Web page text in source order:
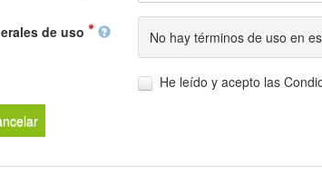
de uso No hay términos de uso en
He leído y acepto las